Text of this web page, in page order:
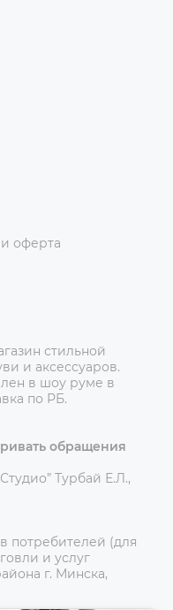
оферта
стильной
и аксессуаров.
в шоу руме в
по РБ.
обращения
Турбай Е.Л.,
потребителей (для
и услуг
г. Минска,